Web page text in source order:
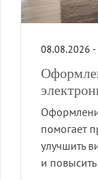
08.08.2026 -
помогает
улучшить
и